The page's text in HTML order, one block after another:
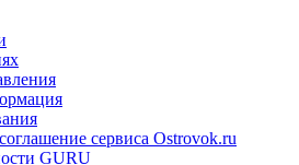
сервиса Ostrovok.ru
GURU